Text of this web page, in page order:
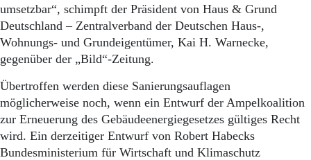
umsetzbar“, schimpft der Präsident von Haus & Grund
Deutschland – Zentralverband der Deutschen Haus-,
Wohnungs- und Grundeigentümer, Kai H. Warnecke,
gegenüber der „Bild“-Zeitung.
Übertroffen werden diese Sanierungsauflagen
möglicherweise noch, wenn ein Entwurf der Ampelkoalition
zur Erneuerung des Gebäudeenergiegesetzes gültiges Recht
wird. Ein derzeitiger Entwurf von Robert Habecks
Bundesministerium für Wirtschaft und Klimaschutz